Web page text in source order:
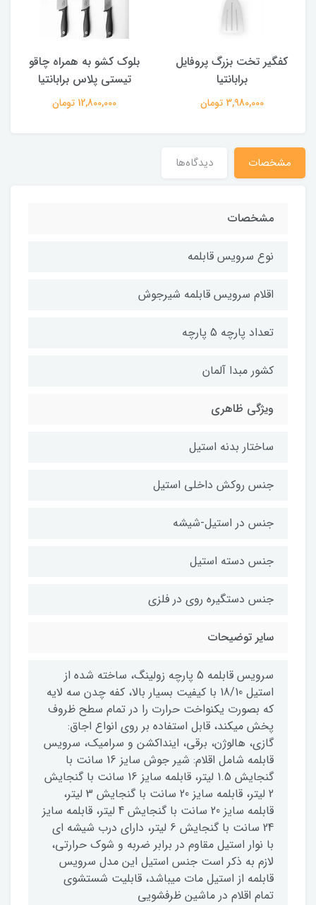
کفگیر تخت بزرگ پروفایل
برابانتیا
3,980,000 تومان
بلوک کشو به همراه چاقو
تیستی پلاس برابانتیا
12,800,000 تومان
مشخصات دیدگاه‌ها
مشخصات
نوع سرویس قابلمه
اقلام سرویس قابلمه شیرجوش
تعداد پارچه 5 پارچه
کشور مبدا آلمان
ویژگی ظاهری
ساختار بدنه استیل
جنس روکش داخلی استیل
جنس در استیل-شیشه
جنس دسته استیل
جنس دستگیره روی در فلزی
سایر توضیحات
سرویس قابلمه 5 پارچه زولینگ، ساخته شده از
استیل 18/10 با کیفیت بسیار بالا، کفه چدن سه لایه
که بصورت یکنواخت حرارت را در تمام سطح ظروف
پخش میکند، قابل استفاده بر روی انواع اجاق:
گازی، هالوژن، برقی، اینداکشن و سرامیک، سرویس
قابلمه شامل اقلام: شیر جوش سایز 16 سانت با
گنجایش 1.5 لیتر، قابلمه سایز 16 سانت با گنجایش
2 لیتر، قابلمه سایز 20 سانت با گنجایش 3 لیتر،
قابلمه سایز 20 سانت با گنجایش 4 لیتر، قابلمه سایز
24 سانت با گنجایش 6 لیتر، دارای درب شیشه ای
با نوار استیل مقاوم در برابر ضربه و شوک حرارتی،
لازم به ذکر است جنس استیل این مدل سرویس
قابلمه از استیل مات میباشد، قابلیت شستشوی
تمام اقلام در ماشین ظرفشویی